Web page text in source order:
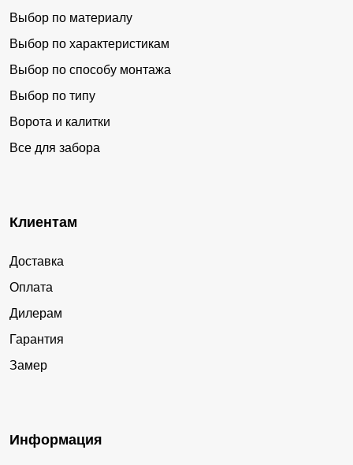
Выбор по материалу
Выбор по характеристикам
Выбор по способу монтажа
Выбор по типу
Ворота и калитки
Все для забора
Клиентам
Доставка
Оплата
Дилерам
Гарантия
Замер
Информация